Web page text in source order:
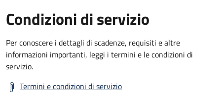
Condizioni di servizio
Per conoscere i dettagli di scadenze, requisiti e altre
informazioni importanti, leggi i termini e le condizioni di
servizio.
Termini e condizioni di servizio